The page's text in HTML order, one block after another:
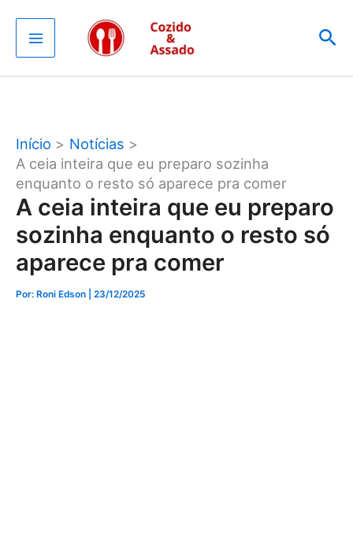
para
conteúdo
Início
Notícias
A ceia inteira que eu preparo sozinha
enquanto o resto só aparece pra comer
A ceia inteira que eu preparo
sozinha enquanto o resto só
aparece pra comer
Por: Roni Edson | 23/12/2025